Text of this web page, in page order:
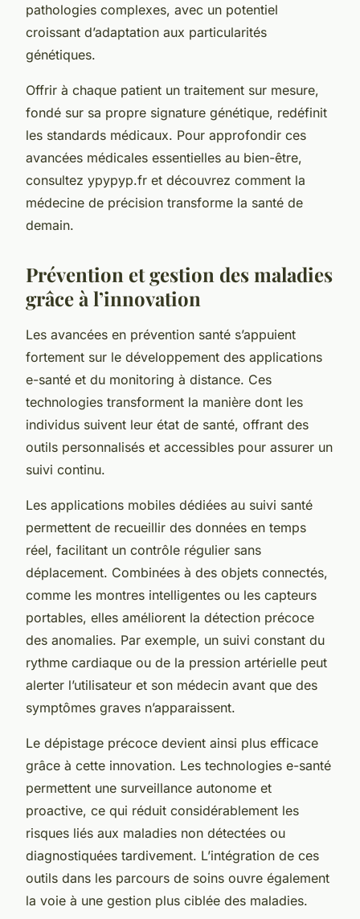
pathologies complexes, avec un potentiel
croissant d’adaptation aux particularités
génétiques.
Offrir à chaque patient un traitement sur mesure,
fondé sur sa propre signature génétique, redéfinit
les standards médicaux. Pour approfondir ces
avancées médicales essentielles au bien-être,
consultez ypypyp.fr et découvrez comment la
médecine de précision transforme la santé de
demain.
Prévention et gestion des maladies
grâce à l’innovation
Les avancées en prévention santé s’appuient
fortement sur le développement des applications
e-santé et du monitoring à distance. Ces
technologies transforment la manière dont les
individus suivent leur état de santé, offrant des
outils personnalisés et accessibles pour assurer un
suivi continu.
Les applications mobiles dédiées au suivi santé
permettent de recueillir des données en temps
réel, facilitant un contrôle régulier sans
déplacement. Combinées à des objets connectés,
comme les montres intelligentes ou les capteurs
portables, elles améliorent la détection précoce
des anomalies. Par exemple, un suivi constant du
rythme cardiaque ou de la pression artérielle peut
alerter l’utilisateur et son médecin avant que des
symptômes graves n’apparaissent.
Le dépistage précoce devient ainsi plus efficace
grâce à cette innovation. Les technologies e-santé
permettent une surveillance autonome et
proactive, ce qui réduit considérablement les
risques liés aux maladies non détectées ou
diagnostiquées tardivement. L’intégration de ces
outils dans les parcours de soins ouvre également
la voie à une gestion plus ciblée des maladies.